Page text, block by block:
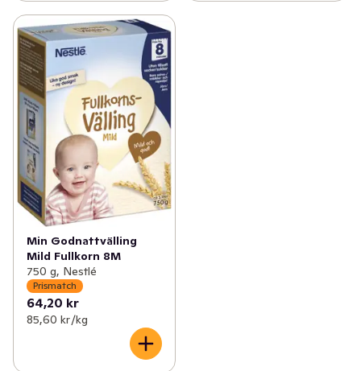
Min Godnattvälling
Mild Fullkorn 8M
750 g, Nestlé
Prismatch
64,20 kr
85,60 kr /kg